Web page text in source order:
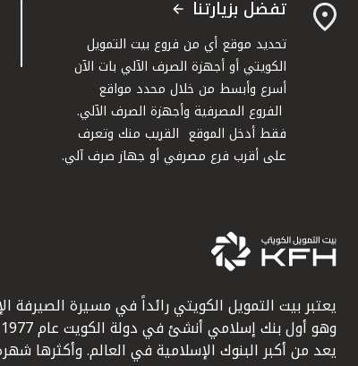
تفضل بزيارتنا
تحديد موقع أي من فروع بيت التمويل
الكويتي أو أجهزة الصرف الآلي بات الآن
أسرع وأبسط من خلال محدد مواقع
الفروع المصرفية وأجهزة الصرف الآلي.
فقط أدخل الموقع القريب منك وتعرف
على أقرب فرع مصرفي أو جهاز صرف آلي.
يعتبر بيت التمويل الكويتي رائداً في مسيرة الصيرفة
يعد من أكبر البنوك الإسلامية في العالم. وأكثرها